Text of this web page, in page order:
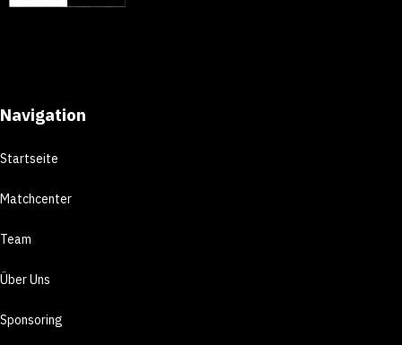
Navigation
Startseite
Matchcenter
Team
Über Uns
Sponsoring